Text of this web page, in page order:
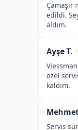
Çamaşır
edildi.
aldım.
Ayşe T.
özel
kaldım.
Servis